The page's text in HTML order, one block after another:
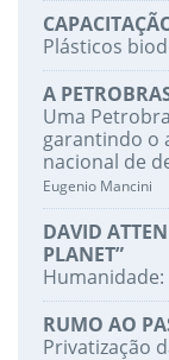
Plásticos
A
Uma
garantindo o
nacional de
Eugenio Mancini
DAVID
PLANET”
RUMO AO
Privatização